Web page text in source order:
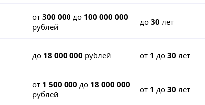
от300 000 до 100 000 000
рублей
до30 лет
до 18 000 000 рублей от 1 до30 лет
от 1 500 000 до 18 000 000
рублей
от 1 до30 лет